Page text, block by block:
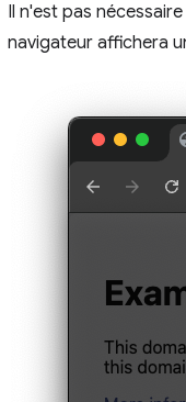
Il n'est pas
navigateur affichera